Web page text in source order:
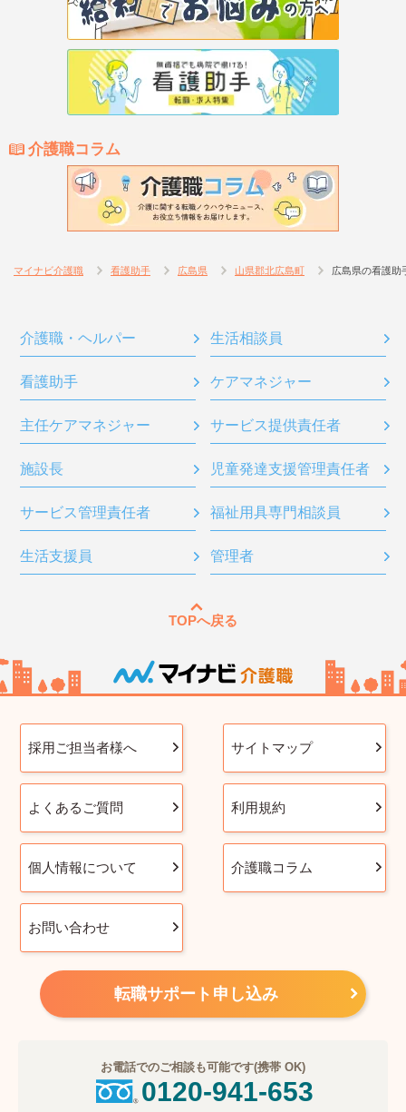
介護職コラム
マイナビ介護職 看護助手 広島県 山県郡北広島町 広島県の看護助
介護職・ヘルパー 生活相談員
看護助手 ケアマネジャー
主任ケアマネジャー サービス提供責任者
施設長 児童発達支援管理責任者
サービス管理責任者 福祉用具専門相談員
生活支援員 管理者
TOPへ戻る
採用ご担当者様へ サイトマップ
よくあるご質問 利用規約
個人情報について 介護職コラム
お問い合わせ
転職サポート申し込み
お電話でのご相談も可能です(携帯 OK)
0120-941-653